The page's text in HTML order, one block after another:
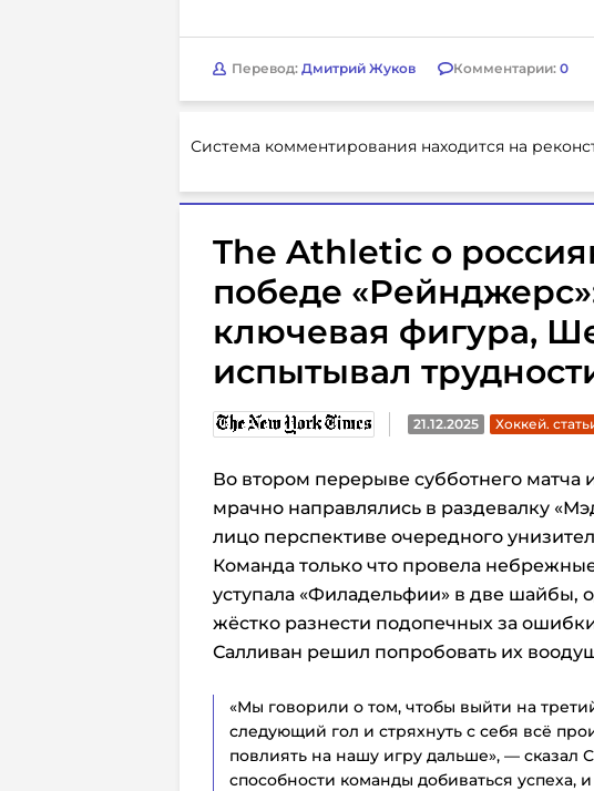
Перевод: Дмитрий Жуков Комментарии: 0
Система комментирования находится на
The Athletic о
победе
ключевая фигура,
испытывал
21.12.2025 Хоккей.
Во втором перерыве субботнего
мрачно направлялись в раздевалку
лицо перспективе очередного
Команда только что провела
уступала «Филадельфии» в две шайбы,
жёстко разнести подопечных за
Салливан решил попробовать их
«Мы говорили о том, чтобы выйти на
следующий гол и стряхнуть с себя всё
повлиять на нашу игру дальше», — сказал
способности команды добиваться успеха,